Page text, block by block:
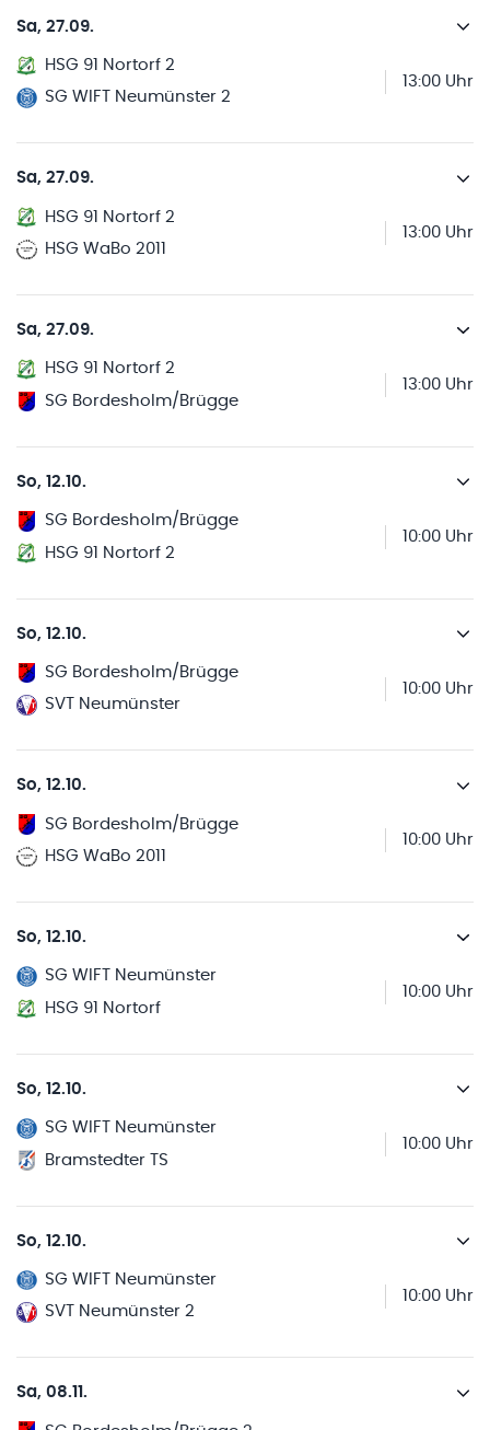
Sa, 27.09.
HSG 91 Nortorf 2
SG WIFT Neumünster 2
13:00 Uhr
Sa, 27.09.
HSG 91 Nortorf 2
HSG WaBo 2011
13:00 Uhr
Sa, 27.09.
HSG 91 Nortorf 2
SG Bordesholm/Brügge
13:00 Uhr
So, 12.10.
SG Bordesholm/Brügge
HSG 91 Nortorf 2
10:00 Uhr
So, 12.10.
SG Bordesholm/Brügge
SVT Neumünster
10:00 Uhr
So, 12.10.
SG Bordesholm/Brügge
HSG WaBo 2011
10:00 Uhr
So, 12.10.
SG WIFT Neumünster
HSG 91 Nortorf
10:00 Uhr
So, 12.10.
SG WIFT Neumünster
Bramstedter TS
10:00 Uhr
So, 12.10.
SG WIFT Neumünster
SVT Neumünster 2
10:00 Uhr
Sa, 08.11.